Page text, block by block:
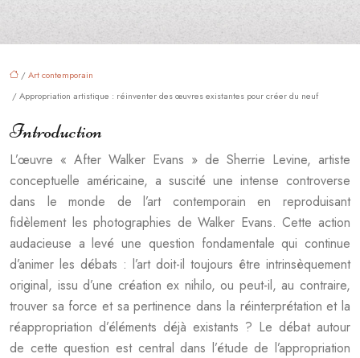
/Art contemporain
/ Appropriation artistique : réinventer des œuvres existantes pour créer du neuf
Introduction
L’œuvre « After Walker Evans » de Sherrie Levine, artiste
conceptuelle américaine, a suscité une intense controverse
dans le monde de l’art contemporain en reproduisant
fidèlement les photographies de Walker Evans. Cette action
audacieuse a levé une question fondamentale qui continue
d’animer les débats : l’art doit-il toujours être intrinsèquement
original, issu d’une création ex nihilo, ou peut-il, au contraire,
trouver sa force et sa pertinence dans la réinterprétation et la
réappropriation d’éléments déjà existants ? Le débat autour
de cette question est central dans l’étude de l’appropriation